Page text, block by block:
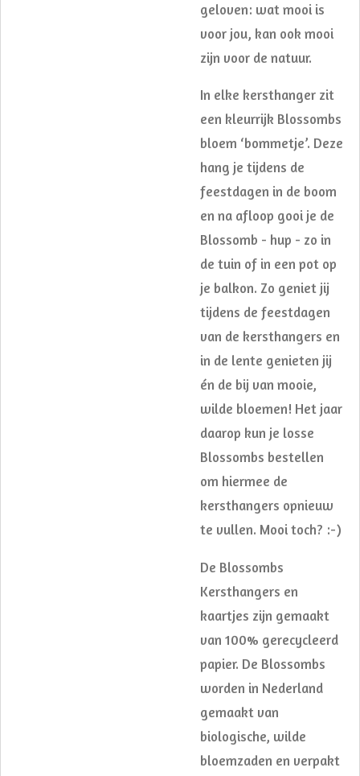
geloven: wat mooi is
voor jou, kan ook mooi
zijn voor de natuur.
In elke kersthanger zit
een kleurrijk Blossombs
bloem ‘bommetje’. Deze
hang je tijdens de
feestdagen in de boom
en na afloop gooi je de
Blossomb - hup - zo in
de tuin of in een pot op
je balkon. Zo geniet jij
tijdens de feestdagen
van de kersthangers en
in de lente genieten jij
én de bij van mooie,
wilde bloemen! Het jaar
daarop kun je losse
Blossombs bestellen
om hiermee de
kersthangers opnieuw
te vullen. Mooi toch? :-)
De Blossombs
Kersthangers en
kaartjes zijn gemaakt
van 100% gerecycleerd
papier. De Blossombs
worden in Nederland
gemaakt van
biologische, wilde
bloemzaden en verpakt